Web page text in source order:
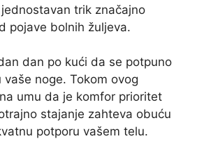
trik značajno
pojave bolnih žuljeva.
dan po kući da se potpuno
noge. Tokom ovog
umu da je komfor prioritet
stajanje zahteva obuću
potporu vašem telu.